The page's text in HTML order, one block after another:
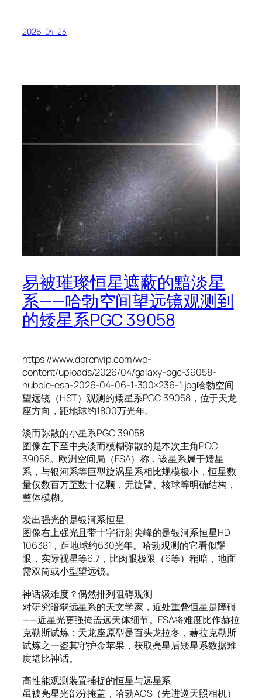
2026-04-23
易被璀璨恒星遮蔽的黯淡星
系——哈勃空间望远镜观测到
的矮星系PGC 39058
https://www.dprenvip.com/wp-
content/uploads/2026/04/galaxy-pgc-39058-
hubble-esa-2026-04-06-1-300×236-1.jpg哈勃空间
望远镜（HST）观测的矮星系PGC 39058，位于天龙
座方向，距地球约1800万光年。
淡而弥散的小星系PGC 39058
图像左下至中央淡而模糊弥散的是本次主角PGC
39058。欧洲空间局（ESA）称，该星系属于矮星
系，与银河系等巨型旋涡星系相比规模极小，恒星数
量仅数百万至数十亿颗，无旋臂、核球等明确结构，
整体模糊。
发出强光的是银河系恒星
图像右上强光且带十字衍射尖峰的是银河系恒星HD
106381，距地球约630光年。哈勃观测的它看似耀
眼，实际视星等6.7，比肉眼极限（6等）稍暗，地面
需双筒或小型望远镜。
神话级难度？偶然排列阻碍观测
对研究暗弱远星系的天文学家，近处重叠恒星是障碍
——近星光更强掩盖远天体细节。ESA将难度比作赫拉
克勒斯试炼：天龙座原型是百头龙拉冬，赫拉克勒斯
试炼之一盗其守护金苹果，获取亮星后矮星系数据难
度堪比神话。
高性能观测装置捕捉的恒星与远星系
虽被亮星光部分掩盖，哈勃ACS（先进巡天照相机）